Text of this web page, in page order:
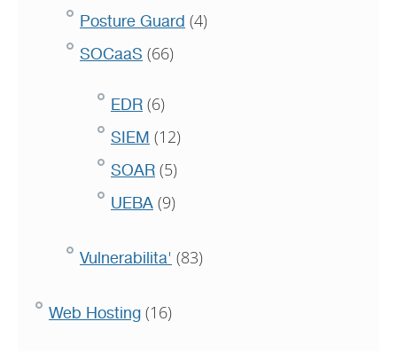
Posture Guard (4)
SOCaaS (66)
EDR (6)
SIEM (12)
SOAR (5)
UEBA (9)
Vulnerabilita' (83)
Web Hosting (16)